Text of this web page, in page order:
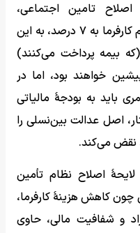
تامین اجتماعی،
خاطرنشان کرد: کاهش ناگهانی سهم کارفرما به ۷ درصد، به این
بیمه پرداخت می‌کنند)
خواهند بود، اما در
باید به بودجۀ مالیاتی
اصل عدالت بین‌نسلی را
نقض می‌کند.
اصلاح نظام تأمین
کاهش هزینۀ کارفرما،
و شفافیت مالی، حاوی